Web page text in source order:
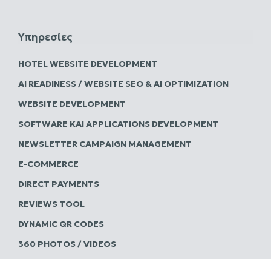
Υπηρεσίες
HOTEL WEBSITE DEVELOPMENT
AI READINESS / WEBSITE SEO & AI OPTIMIZATION
WEBSITE DEVELOPMENT
SOFTWARE ΚΑΙ APPLICATIONS DEVELOPMENT
NEWSLETTER CAMPAIGN MANAGEMENT
E-COMMERCE
DIRECT PAYMENTS
REVIEWS TOOL
DYNAMIC QR CODES
360 PHOTOS / VIDEOS